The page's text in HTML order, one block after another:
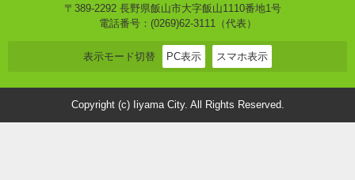
〒389-2292 長野県飯山市大字飯山1110番地1号
電話番号：(0269)62-3111（代表）
表示モード切替 PC表示 スマホ表示
Copyright (c) Iiyama City. All Rights Reserved.